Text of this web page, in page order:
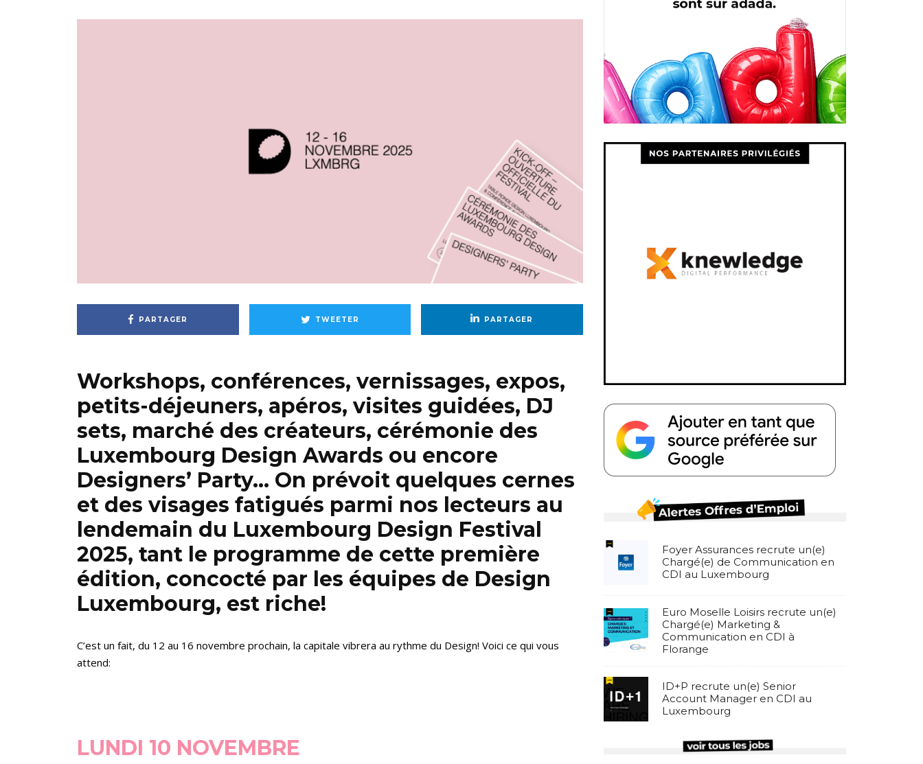
PARTAGER TWEETER PARTAGER
Workshops, conférences, vernissages, expos,
petits-déjeuners, apéros, visites guidées, DJ
sets, marché des créateurs, cérémonie des
Luxembourg Design Awards ou encore
Designers’ Party… On prévoit quelques cernes
et des visages fatigués parmi nos lecteurs au
lendemain du Luxembourg Design Festival
2025, tant le programme de cette première
édition, concocté par les équipes de Design
Luxembourg, est riche!
C’est un fait, du 12 au 16 novembre prochain, la capitale vibrera au rythme du Design! Voici ce qui vous
attend:
LUNDI 10 NOVEMBRE
Foyer Assurances recrute un(e)
Chargé(e) de Communication en
CDI au Luxembourg
Euro Moselle Loisirs recrute un(e)
Chargé(e) Marketing &
Communication en CDI à
Florange
ID+P recrute un(e) Senior
Account Manager en CDI au
Luxembourg